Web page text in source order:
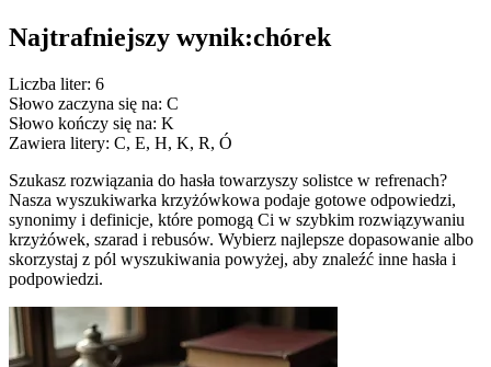
Najtrafniejszy wynik:chórek
Liczba liter: 6
Słowo zaczyna się na: C
Słowo kończy się na: K
Zawiera litery: C, E, H, K, R, Ó
Szukasz rozwiązania do hasła towarzyszy solistce w refrenach?
Nasza wyszukiwarka krzyżówkowa podaje gotowe odpowiedzi,
synonimy i definicje, które pomogą Ci w szybkim rozwiązywaniu
krzyżówek, szarad i rebusów. Wybierz najlepsze dopasowanie albo
skorzystaj z pól wyszukiwania powyżej, aby znaleźć inne hasła i
podpowiedzi.